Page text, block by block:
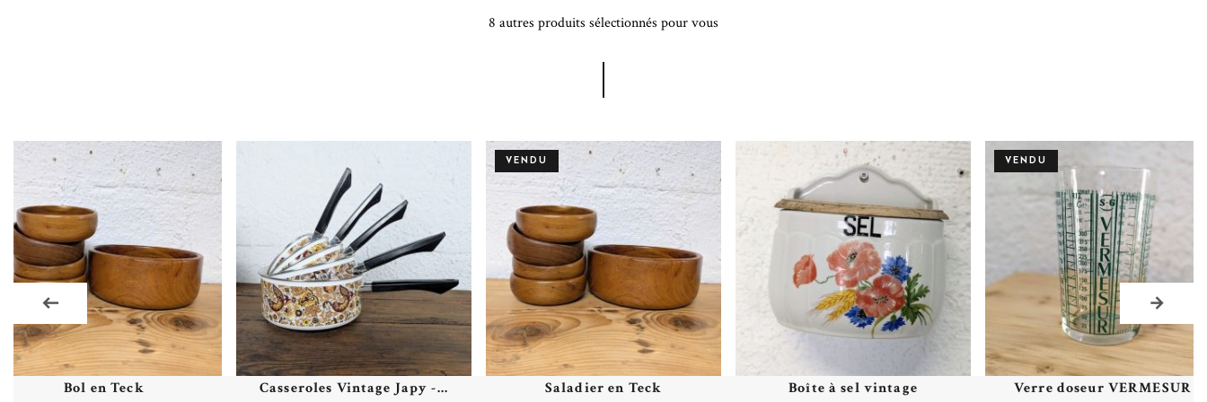
8 autres produits sélectionnés pour vous
Plus de détails
Bol en Teck Plus de détails
Casseroles Vintage Japy -... Plus de détails
VENDU
Saladier en Teck Plus de détails
Boîte à sel vintage Plus de détails
VENDU
Verre doseur VERMESUR